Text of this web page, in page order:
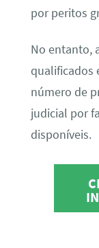
por peritos
No entanto,
qualificados
número de
judicial por
disponíveis.